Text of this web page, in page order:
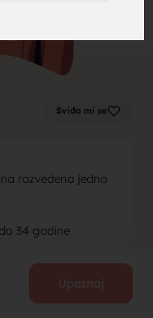
Sviđa mi se
razvedena jedno
34 godine
Upoznaj